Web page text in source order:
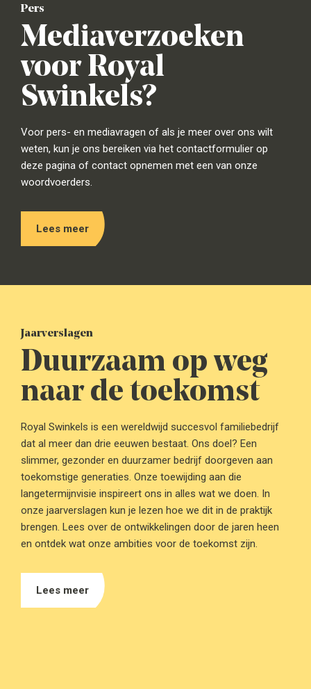
Pers
Mediaverzoeken
voor Royal
Swinkels?
Voor pers- en mediavragen of als je meer over ons wilt
weten, kun je ons bereiken via het contactformulier op
deze pagina of contact opnemen met een van onze
woordvoerders.
Lees meer
Jaarverslagen
Duurzaam op weg
naar de toekomst
Royal Swinkels is een wereldwijd succesvol familiebedrijf
dat al meer dan drie eeuwen bestaat. Ons doel? Een
slimmer, gezonder en duurzamer bedrijf doorgeven aan
toekomstige generaties. Onze toewijding aan die
langetermijnvisie inspireert ons in alles wat we doen. In
onze jaarverslagen kun je lezen hoe we dit in de praktijk
brengen. Lees over de ontwikkelingen door de jaren heen
en ontdek wat onze ambities voor de toekomst zijn.
Lees meer